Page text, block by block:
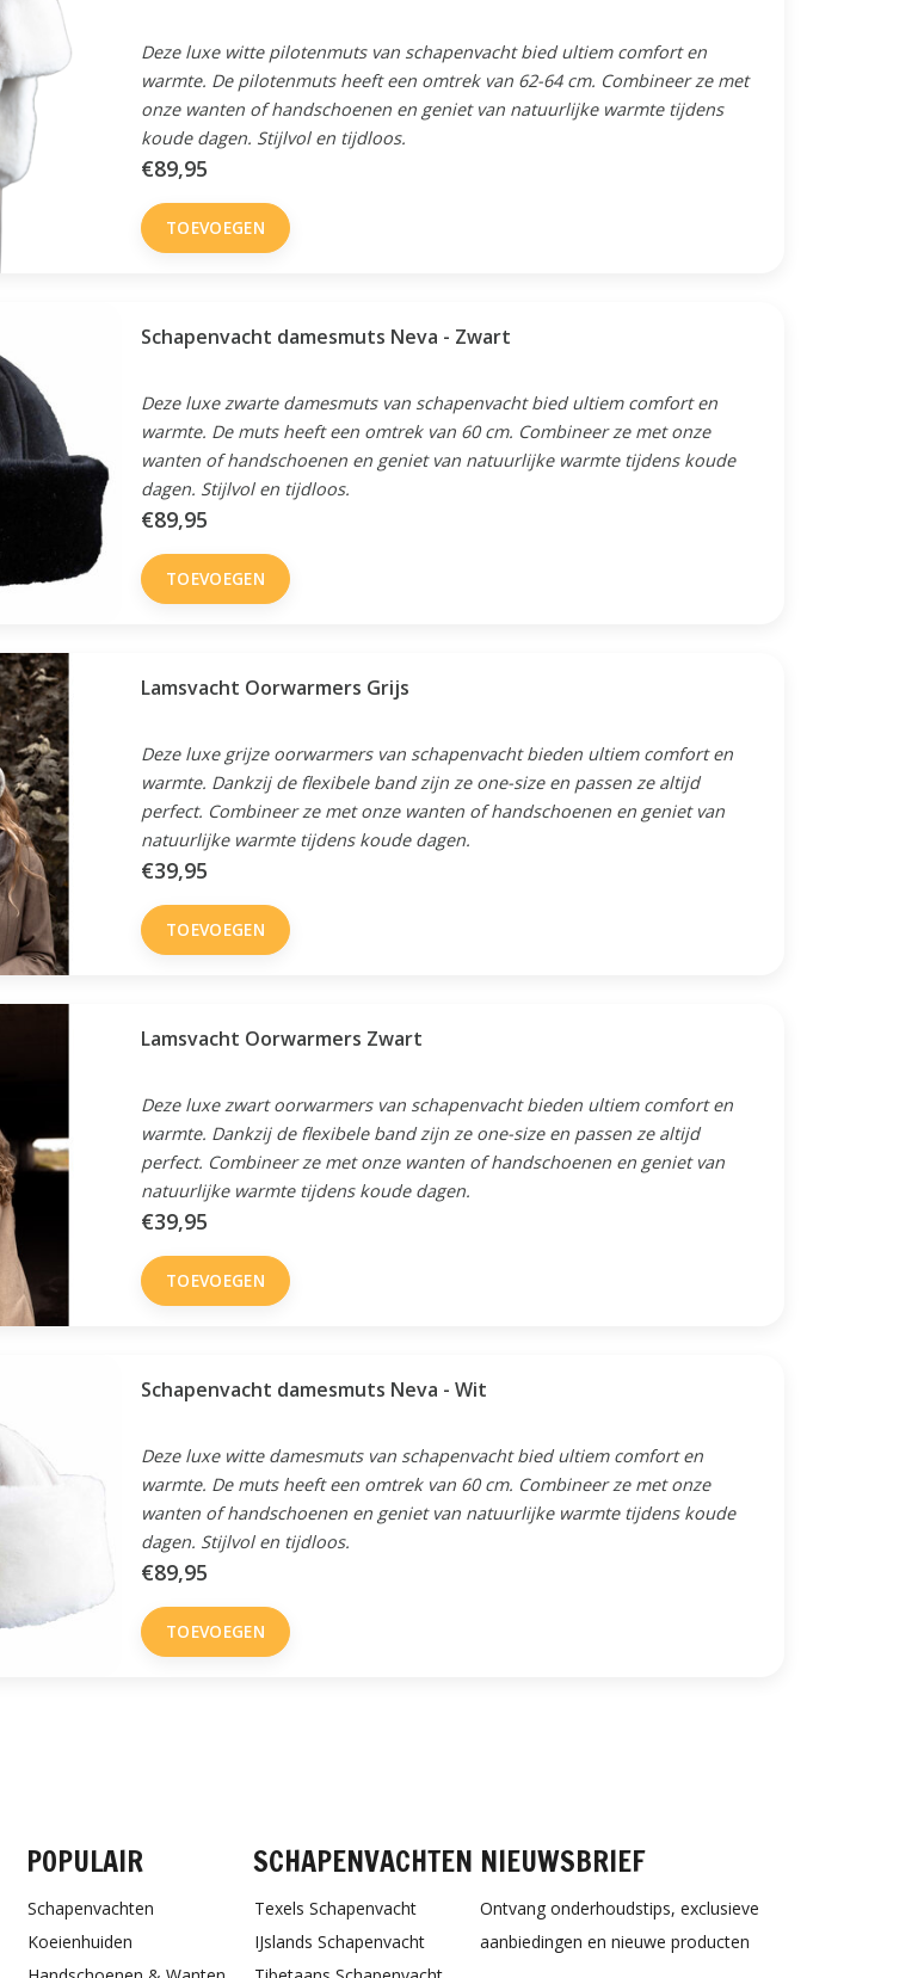
Deze luxe witte pilotenmuts van schapenvacht bied ultiem comfort en
warmte. De pilotenmuts heeft een omtrek van 62-64 cm. Combineer ze met
onze wanten of handschoenen en geniet van natuurlijke warmte tijdens
koude dagen. Stijlvol en tijdloos.
€89,95
TOEVOEGEN
Schapenvacht damesmuts Neva - Zwart
Deze luxe zwarte damesmuts van schapenvacht bied ultiem comfort en
warmte. De muts heeft een omtrek van 60 cm. Combineer ze met onze
wanten of handschoenen en geniet van natuurlijke warmte tijdens koude
dagen. Stijlvol en tijdloos.
€89,95
TOEVOEGEN
Lamsvacht Oorwarmers Grijs
Deze luxe grijze oorwarmers van schapenvacht bieden ultiem comfort en
warmte. Dankzij de flexibele band zijn ze one-size en passen ze altijd
perfect. Combineer ze met onze wanten of handschoenen en geniet van
natuurlijke warmte tijdens koude dagen.
€39,95
TOEVOEGEN
Lamsvacht Oorwarmers Zwart
Deze luxe zwart oorwarmers van schapenvacht bieden ultiem comfort en
warmte. Dankzij de flexibele band zijn ze one-size en passen ze altijd
perfect. Combineer ze met onze wanten of handschoenen en geniet van
natuurlijke warmte tijdens koude dagen.
€39,95
TOEVOEGEN
Schapenvacht damesmuts Neva - Wit
Deze luxe witte damesmuts van schapenvacht bied ultiem comfort en
warmte. De muts heeft een omtrek van 60 cm. Combineer ze met onze
wanten of handschoenen en geniet van natuurlijke warmte tijdens koude
dagen. Stijlvol en tijdloos.
€89,95
TOEVOEGEN
POPULAIR
Schapenvachten
Koeienhuiden
SCHAPENVACHTEN
Texels Schapenvacht
IJslands Schapenvacht
NIEUWSBRIEF
Ontvang onderhoudstips, exclusieve
aanbiedingen en nieuwe producten